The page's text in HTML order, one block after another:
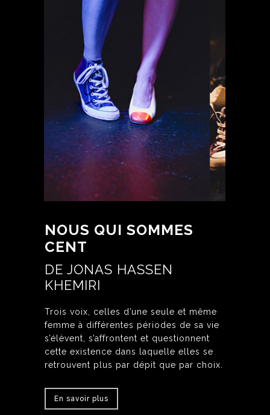
NOUS QUI SOMMES
CENT
DE JONAS HASSEN
KHEMIRI
Trois voix, celles d’une seule et même
femme à différentes périodes de sa vie
s’élèvent, s’affrontent et questionnent
cette existence dans laquelle elles se
retrouvent plus par dépit que par choix.
En savoir plus